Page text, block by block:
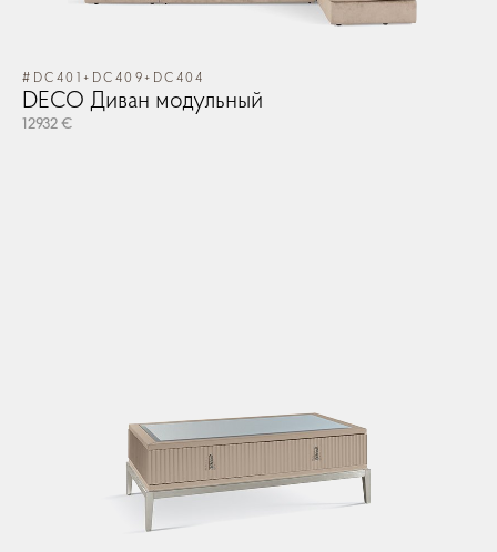
#DC401+DC409+DC404
DECO Диван модульный
12932 €